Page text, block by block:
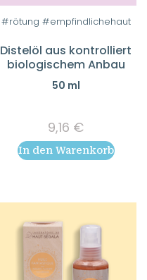
#rötung #empfindlichehaut
Distelöl aus kontrolliert
biologischem Anbau
50 ml
9,16 €
In den Warenkorb